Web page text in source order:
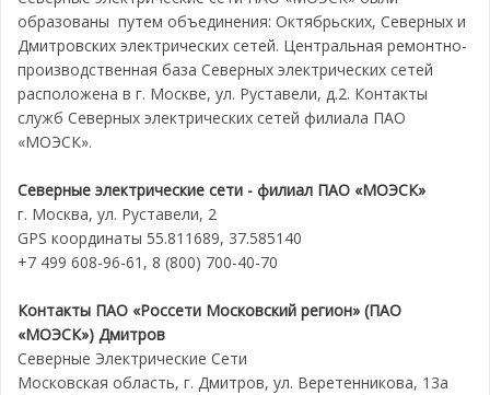
образованы путем объединения: Октябрьских, Северных и
Дмитровских электрических сетей. Центральная ремонтно-
производственная база Северных электрических сетей
расположена в г. Москве, ул. Руставели, д.2. Контакты
служб Северных электрических сетей филиала ПАО
«МОЭСК».
Северные электрические сети - филиал ПАО «МОЭСК»
г. Москва, ул. Руставели, 2
GPS координаты 55.811689, 37.585140
+7 499 608-96-61, 8 (800) 700-40-70
Контакты ПАО «Россети Московский регион» (ПАО
«МОЭСК») Дмитров
Северные Электрические Сети
Московская область, г. Дмитров, ул. Веретенникова, 13а